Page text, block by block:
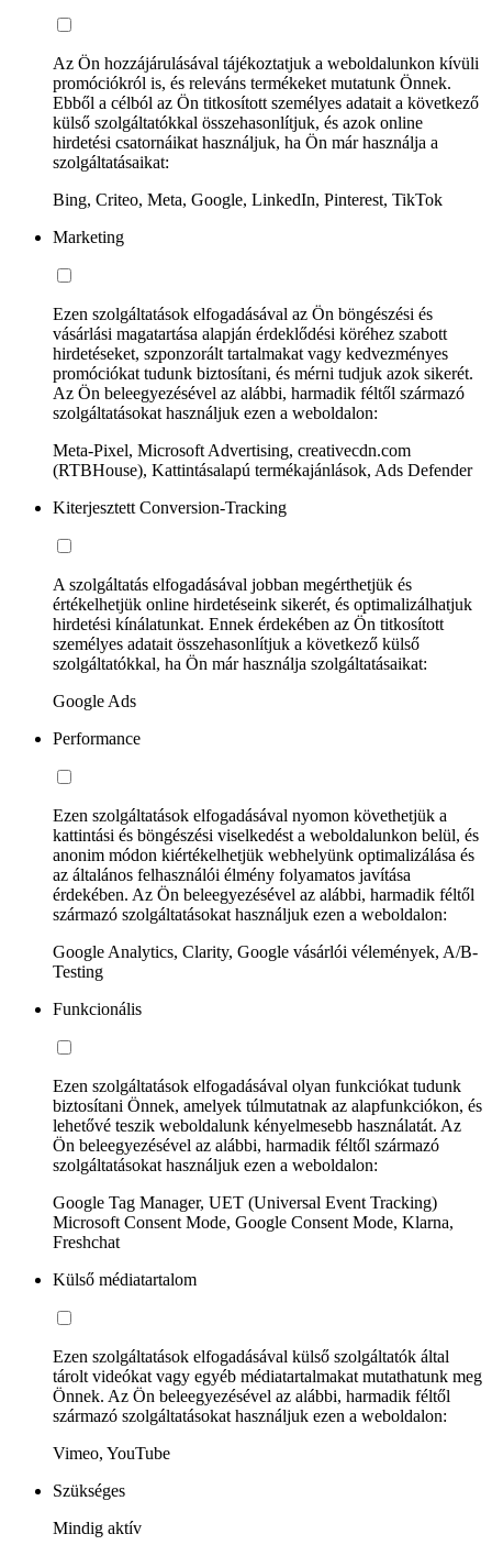
Az Ön hozzájárulásával tájékoztatjuk a weboldalunkon kívüli
promóciókról is, és releváns termékeket mutatunk Önnek.
Ebből a célból az Ön titkosított személyes adatait a következő
külső szolgáltatókkal összehasonlítjuk, és azok online
hirdetési csatornáikat használjuk, ha Ön már használja a
szolgáltatásaikat:
Bing, Criteo, Meta, Google, LinkedIn, Pinterest, TikTok
Marketing
Ezen szolgáltatások elfogadásával az Ön böngészési és
vásárlási magatartása alapján érdeklődési köréhez szabott
hirdetéseket, szponzorált tartalmakat vagy kedvezményes
promóciókat tudunk biztosítani, és mérni tudjuk azok sikerét.
Az Ön beleegyezésével az alábbi, harmadik féltől származó
szolgáltatásokat használjuk ezen a weboldalon:
Meta-Pixel, Microsoft Advertising, creativecdn.com
(RTBHouse), Kattintásalapú termékajánlások, Ads Defender
Kiterjesztett Conversion-Tracking
A szolgáltatás elfogadásával jobban megérthetjük és
értékelhetjük online hirdetéseink sikerét, és optimalizálhatjuk
hirdetési kínálatunkat. Ennek érdekében az Ön titkosított
személyes adatait összehasonlítjuk a következő külső
szolgáltatókkal, ha Ön már használja szolgáltatásaikat:
Google Ads
Performance
Ezen szolgáltatások elfogadásával nyomon követhetjük a
kattintási és böngészési viselkedést a weboldalunkon belül, és
anonim módon kiértékelhetjük webhelyünk optimalizálása és
az általános felhasználói élmény folyamatos javítása
érdekében. Az Ön beleegyezésével az alábbi, harmadik féltől
származó szolgáltatásokat használjuk ezen a weboldalon:
Google Analytics, Clarity, Google vásárlói vélemények, A/B-
Testing
Funkcionális
Ezen szolgáltatások elfogadásával olyan funkciókat tudunk
biztosítani Önnek, amelyek túlmutatnak az alapfunkciókon, és
lehetővé teszik weboldalunk kényelmesebb használatát. Az
Ön beleegyezésével az alábbi, harmadik féltől származó
szolgáltatásokat használjuk ezen a weboldalon:
Google Tag Manager, UET (Universal Event Tracking)
Microsoft Consent Mode, Google Consent Mode, Klarna,
Freshchat
Külső médiatartalom
Ezen szolgáltatások elfogadásával külső szolgáltatók által
tárolt videókat vagy egyéb médiatartalmakat mutathatunk meg
Önnek. Az Ön beleegyezésével az alábbi, harmadik féltől
származó szolgáltatásokat használjuk ezen a weboldalon:
Vimeo, YouTube
Szükséges
Mindig aktív